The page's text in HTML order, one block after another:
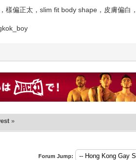
樣偏正太，slim fit body shape，皮膚偏白
»
Forum Jump: